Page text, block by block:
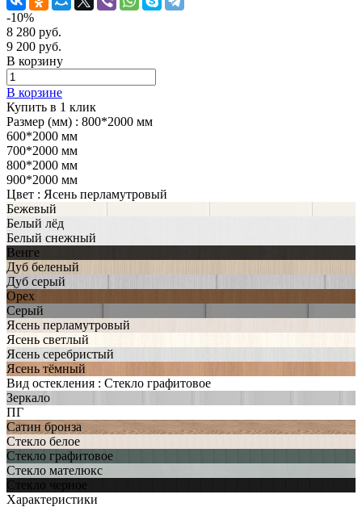
-10%
8 280 руб.
9 200 руб.
В корзину
В корзине
Купить в 1 клик
Размер (мм) : 800*2000 мм
600*2000 мм
700*2000 мм
800*2000 мм
900*2000 мм
Цвет : Ясень перламутровый
Бежевый
Белый лёд
Белый снежный
Венге
Дуб беленый
Дуб серый
Орех
Серый
Ясень перламутровый
Ясень светлый
Ясень серебристый
Ясень тёмный
Вид остекления : Стекло графитовое
Зеркало
ПГ
Сатин бронза
Стекло белое
Стекло графитовое
Стекло мателюкс
Стекло черное
Характеристики